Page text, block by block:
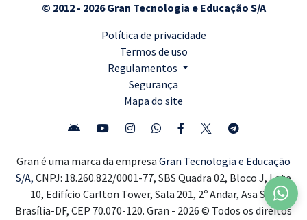
© 2012 - 2026 Gran Tecnologia e Educação S/A
Política de privacidade
Termos de uso
Regulamentos
Segurança
Mapa do site
Gran é uma marca da empresa Gran Tecnologia e Educação
S/A, CNPJ: 18.260.822/0001-77, SBS Quadra 02, Bloco J, Lote
10, Edifício Carlton Tower, Sala 201, 2º Andar, Asa Sul,
Brasília-DF, CEP 70.070-120. Gran - 2026 © Todos os direitos